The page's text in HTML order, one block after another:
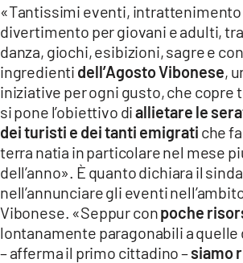
LACPLAY.IT
LACTV.IT
LACONAIR.IT
LACITYMAG.IT
ILREGGINO.IT
COSENZACHANNEL.IT
ILVIBONESE.IT
CATANZAROCHANNEL.IT
«Tantissimi eventi, intrattenimento
divertimento per giovani e adulti,
danza, giochi, esibizioni, sagre e
ingredienti dell’Agosto Vibonese,
iniziative per ogni gusto, che copre
si pone l’obiettivo diallietare le
dei turisti e dei tanti emigrati che
terra natia in particolare nel mese
dell’anno». È quanto dichiara il
nell’annunciare gli eventi
Vibonese. «Seppur conpoche
lontanamente paragonabili a quelle
– afferma il primo cittadino –siamo